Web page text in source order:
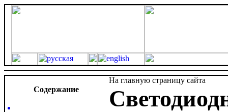
Cодержание
На главную страницу сайта